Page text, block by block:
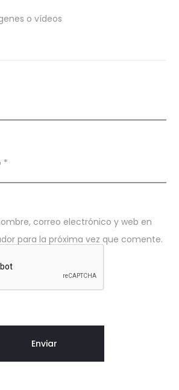
o vídeos
*
correo electrónico y web en
para la próxima vez que comente.